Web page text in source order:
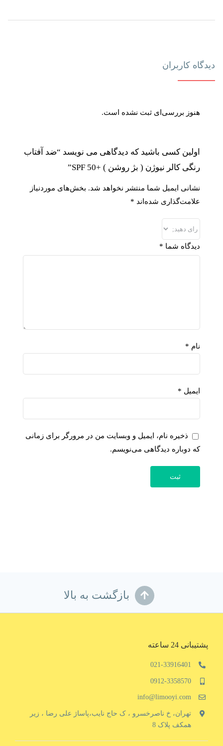
دیدگاه کاربران
هنوز بررسی‌ای ثبت نشده است.
اولین کسی باشید که دیدگاهی می نویسد “ضد آفتاب
رنگی کالر نیوژن ( بژ روشن ) +SPF 50”
نشانی ایمیل شما منتشر نخواهد شد. بخش‌های موردنیاز
علامت‌گذاری شده‌اند *
دیدگاه شما *
نام *
ایمیل *
ذخیره نام، ایمیل و وبسایت من در مرورگر برای زمانی
که دوباره دیدگاهی می‌نویسم.
بازگشت به بالا
پشتیبانی 24 ساعته
021-33916401
0912-3358570
info@limooyi.com
تهران، خ ناصرخسرو ، ک حاج نایب،پاساژ علی رضا ، زیر
همکف پلاک 8